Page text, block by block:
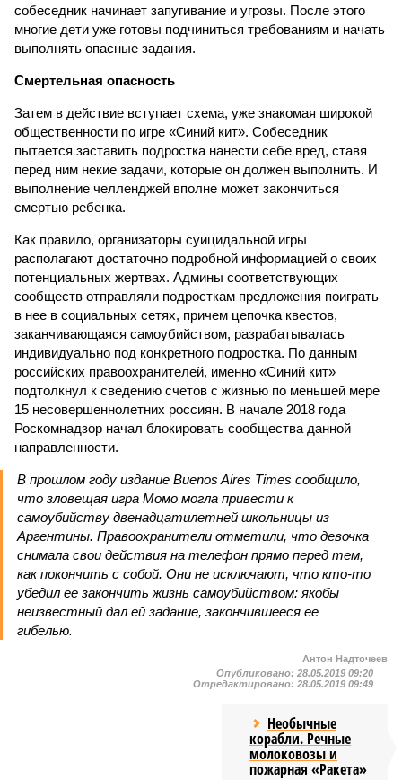
собеседник начинает запугивание и угрозы. После этого
многие дети уже готовы подчиниться требованиям и начать
выполнять опасные задания.
Смертельная опасность
Затем в действие вступает схема, уже знакомая широкой
общественности по игре «Синий кит». Собеседник
пытается заставить подростка нанести себе вред, ставя
перед ним некие задачи, которые он должен выполнить. И
выполнение челленджей вполне может закончиться
смертью ребенка.
Как правило, организаторы суицидальной игры
располагают достаточно подробной информацией о своих
потенциальных жертвах. Админы соответствующих
сообществ отправляли подросткам предложения поиграть
в нее в социальных сетях, причем цепочка квестов,
заканчивающаяся самоубийством, разрабатывалась
индивидуально под конкретного подростка. По данным
российских правоохранителей, именно «Синий кит»
подтолкнул к сведению счетов с жизнью по меньшей мере
15 несовершеннолетних россиян. В начале 2018 года
Роскомнадзор начал блокировать сообщества данной
направленности.
В прошлом году издание Buenos Aires Times сообщило,
что зловещая игра Момо могла привести к
самоубийству двенадцатилетней школьницы из
Аргентины. Правоохранители отметили, что девочка
снимала свои действия на телефон прямо перед тем,
как покончить с собой. Они не исключают, что кто-то
убедил ее закончить жизнь самоубийством: якобы
неизвестный дал ей задание, закончившееся ее
гибелью.
Антон Надточеев
Опубликовано: 28.05.2019 09:20
Отредактировано: 28.05.2019 09:49
Необычные
корабли. Речные
молоковозы и
пожарная «Ракета»